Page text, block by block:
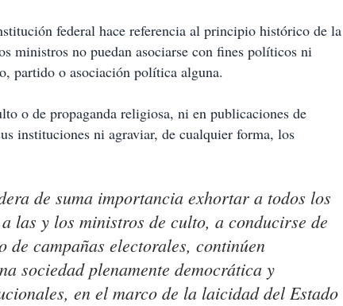
federal hace referencia al principio histórico de la
ministros no puedan asociarse con fines políticos ni
partido o asociación política alguna.
o de propaganda religiosa, ni en publicaciones de
instituciones ni agraviar, de cualquier forma, los
de suma importancia exhortar a todos los
las y los ministros de culto, a conducirse de
campañas electorales, continúen
sociedad plenamente democrática y
en el marco de la laicidad del Estado